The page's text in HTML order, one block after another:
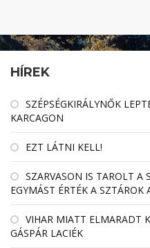
HÍREK
SZÉPSÉGKIRÁLYNŐK
KARCAGON
EZT LÁTNI KELL!
SZARVASON IS TAROLT A
EGYMÁST ÉRTÉK A SZTÁROK
VIHAR MIATT ELMARADT
GÁSPÁR LACIÉK